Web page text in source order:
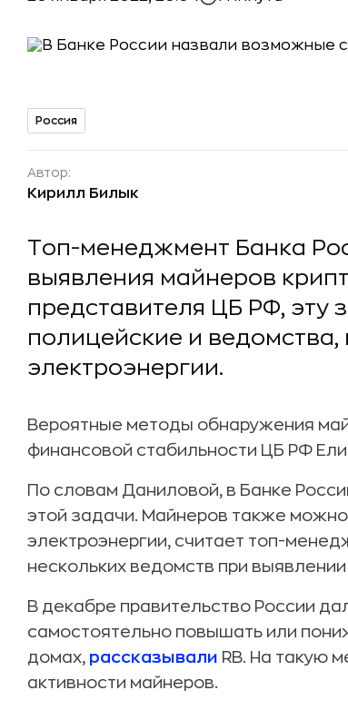
Россия
Автор:
Кирилл Билык
Топ-менеджмент Банка
выявления майнеров
представителя ЦБ РФ, эту
полицейские и
электроэнергии.
Вероятные методы обнаружения
финансовой стабильности ЦБ РФ
По словам Даниловой, в Банке
этой задачи. Майнеров также
электроэнергии, считает топ-
нескольких ведомств при
В декабре правительство России
самостоятельно повышать или
домах, рассказывали RB. На такую
активности майнеров.